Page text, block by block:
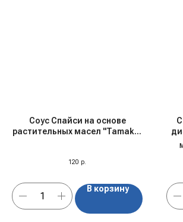
Соус Спайси на основе
растительных масел "Tamaki",
120 р.
В корзину